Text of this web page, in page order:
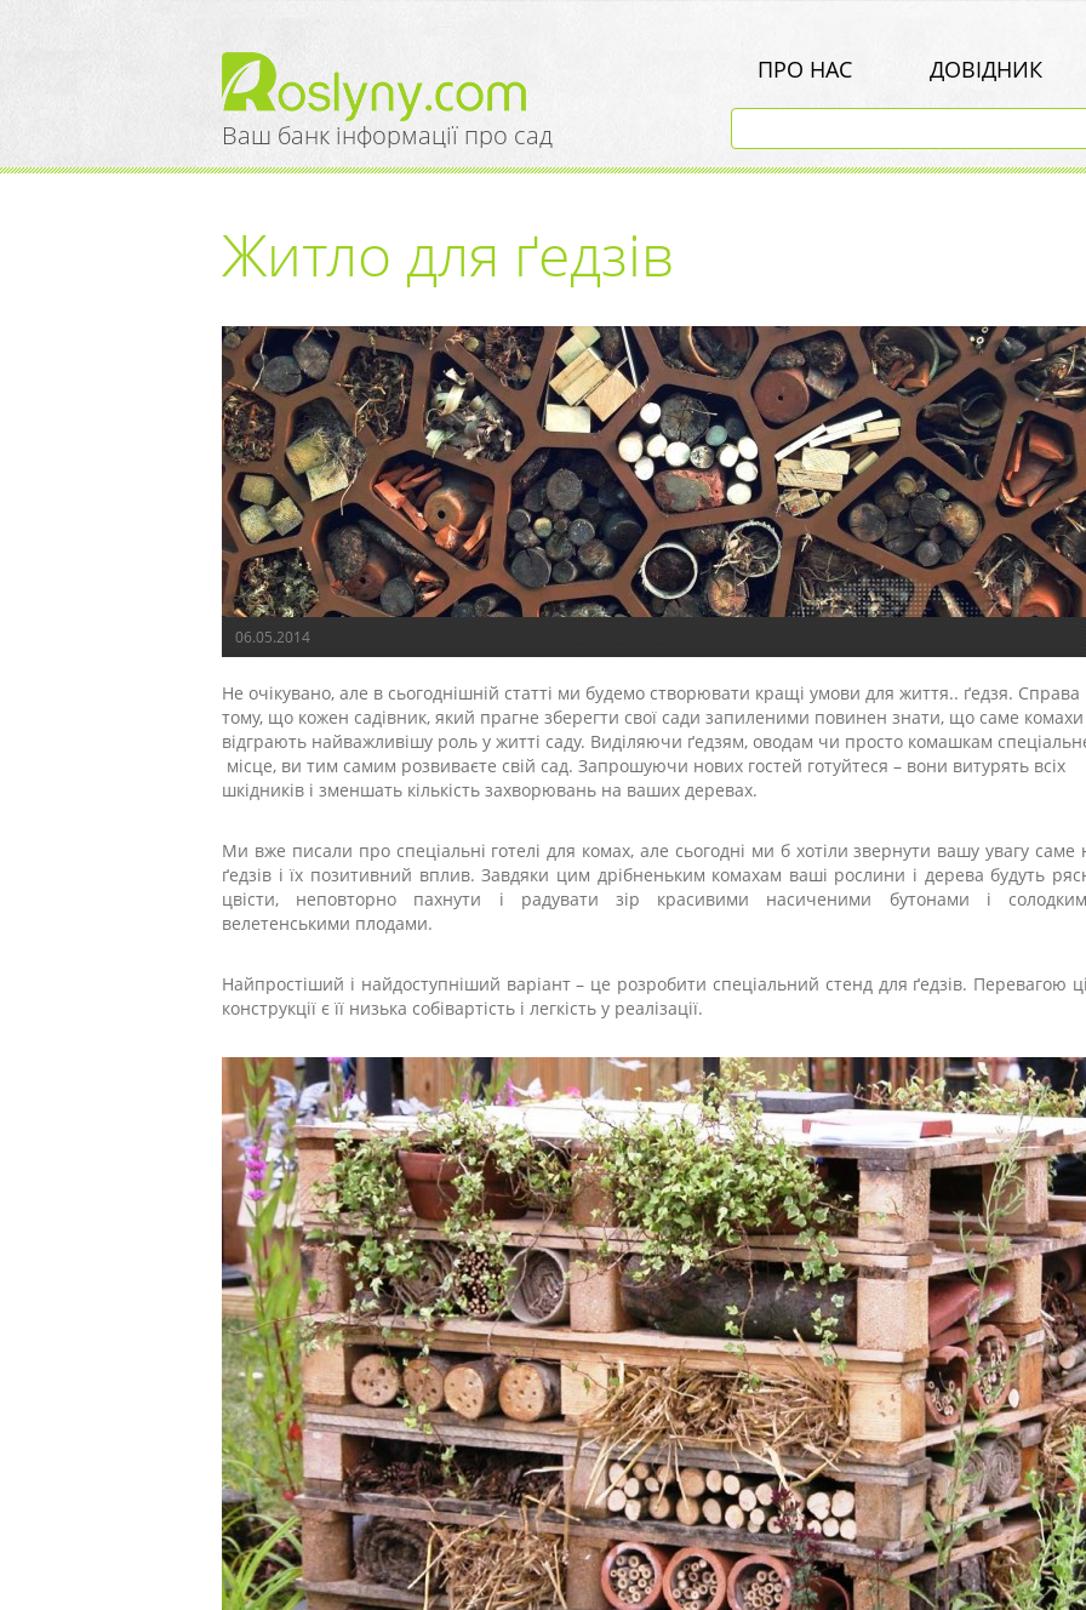
Ваш банк інформації про сад
ПРО НАС ДОВІДНИК
Житло для ґедзів
06.05.2014
Не очікувано, але в сьогоднішній статті ми будемо створювати кращі умови для життя.. ґедзя. Справа
тому, що кожен садівник, який прагне зберегти свої сади запиленими повинен знати, що саме комахи
відграють найважливішу роль у житті саду. Виділяючи ґедзям, оводам чи просто комашкам
місце, ви тим самим розвиваєте свій сад. Запрошуючи нових гостей готуйтеся – вони витурять всіх
шкідників і зменшать кількість захворювань на ваших деревах.
Ми вже писали про спеціальні готелі для комах, але сьогодні ми б хотіли звернути вашу увагу саме
ґедзів і їх позитивний вплив. Завдяки цим дрібненьким комахам ваші рослини і дерева будуть
цвісти, неповторно пахнути і радувати зір красивими насиченими бутонами і
велетенськими плодами.
Найпростіший і найдоступніший варіант – це розробити спеціальний стенд для ґедзів. Перевагою
конструкції є її низька собівартість і легкість у реалізації.